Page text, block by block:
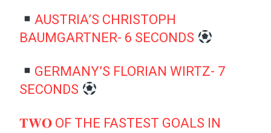
AUSTRIA’S CHRISTOPH
BAUMGARTNER- 6 SECONDS
GERMANY’S FLORIAN WIRTZ- 7
SECONDS
𝐓𝐖𝐎 OF THE FASTEST GOALS IN